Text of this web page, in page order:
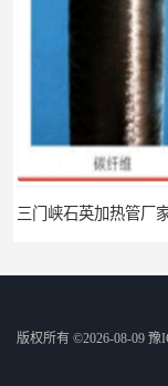
按需定制
版权所有 ©2026-08-09 豫